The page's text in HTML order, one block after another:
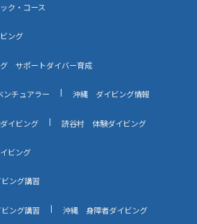
ク・コース
ング
サポートダイバー育成
チュアラー 沖縄 ダイビング情報
イビング 読谷村 体験ダイビング
ビング
ング講習
ング講習 沖縄 身障者ダイビング